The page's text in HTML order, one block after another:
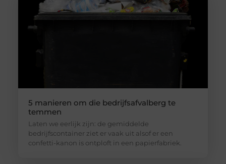
5 manieren om die bedrijfsafvalberg te
temmen
Laten we eerlijk zijn: de gemiddelde
bedrijfscontainer ziet er vaak uit alsof er een
confetti-kanon is ontploft in een papierfabriek.